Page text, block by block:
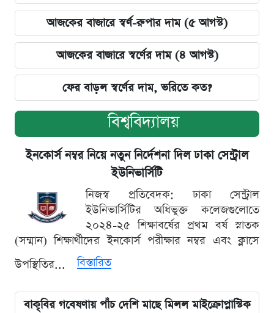
আজকের বাজারে স্বর্ণ-রুপার দাম (৫ আগস্ট)
আজকের বাজারে স্বর্ণের দাম (৪ আগস্ট)
ফের বাড়ল স্বর্ণের দাম, ভরিতে কত?
বিশ্ববিদ্যালয়
ইনকোর্স নম্বর নিয়ে নতুন নির্দেশনা দিল ঢাকা সেন্ট্রাল
ইউনিভার্সিটি
নিজস্ব প্রতিবেদক: ঢাকা সেন্ট্রাল
ইউনিভার্সিটির অধিভুক্ত কলেজগুলোতে
২০২৪-২৫ শিক্ষাবর্ষের প্রথম বর্ষ স্নাতক
(সম্মান) শিক্ষার্থীদের ইনকোর্স পরীক্ষার নম্বর এবং ক্লাসে
উপস্থিতির...
বিস্তারিত
বাকৃবির গবেষণায় পাঁচ দেশি মাছে মিলল মাইক্রোপ্লাস্টিক